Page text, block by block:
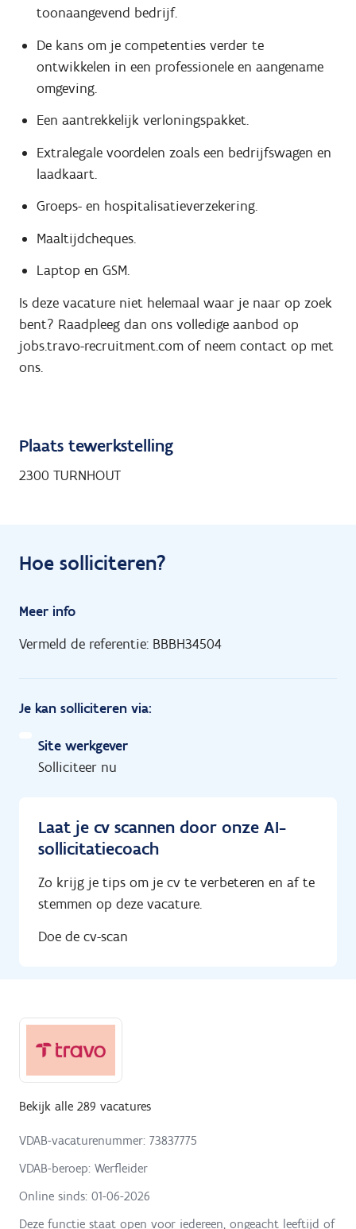
toonaangevend bedrijf.
De kans om je competenties verder te
ontwikkelen in een professionele en aangename
omgeving.
Een aantrekkelijk verloningspakket.
Extralegale voordelen zoals een bedrijfswagen en
laadkaart.
Groeps- en hospitalisatieverzekering.
Maaltijdcheques.
Laptop en GSM.
Is deze vacature niet helemaal waar je naar op zoek
bent? Raadpleeg dan ons volledige aanbod op
jobs.travo-recruitment.com of neem contact op met
ons.
Plaats tewerkstelling
2300 TURNHOUT
Hoe solliciteren?
Meer info
Vermeld de referentie: BBBH34504
Je kan solliciteren via:
Site werkgever
Solliciteer nu
Laat je cv scannen door onze AI-
sollicitatiecoach
Zo krijg je tips om je cv te verbeteren en af te
stemmen op deze vacature.
Doe de cv-scan
Bekijk alle 289 vacatures
VDAB-vacaturenummer: 73837775
VDAB-beroep: Werfleider
Online sinds: 01-06-2026
Deze functie staat open voor iedereen, ongeacht leeftijd of